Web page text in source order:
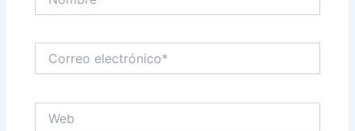
electrónico*